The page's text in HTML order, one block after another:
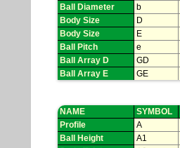
Ball Diameter
b
Body Size
D
Body Size
E
Ball Pitch
e
Ball Array D
GD
Ball Array E
GE
NAME SYMBOL
Profile
A
Ball Height
A1